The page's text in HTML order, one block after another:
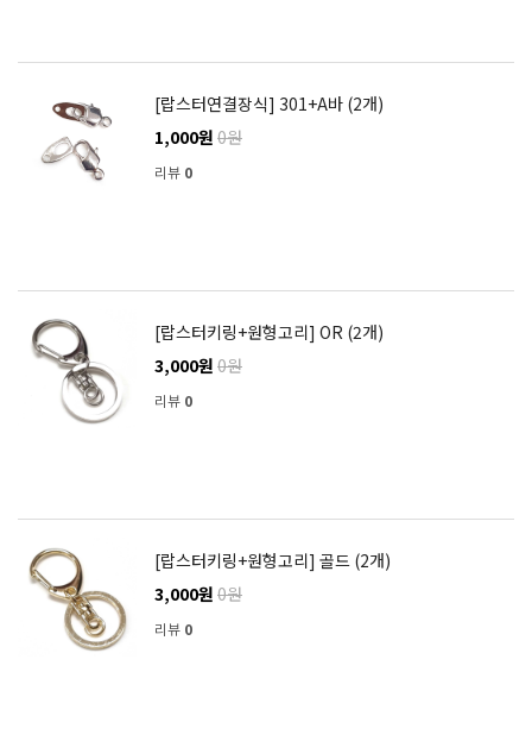
[랍스터연결장식] 301+A바 (2개)
1,000원 0원
리뷰 0
[랍스터키링+원형고리] OR (2개)
3,000원 0원
리뷰 0
[랍스터키링+원형고리] 골드 (2개)
3,000원 0원
리뷰 0